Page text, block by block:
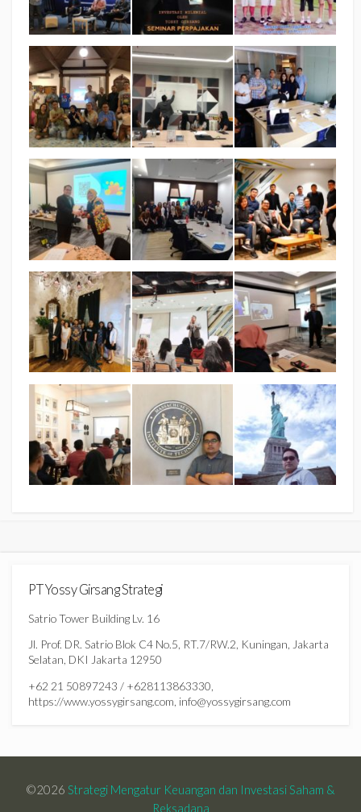
PT Yossy Girsang Strategi
Satrio Tower Building Lv. 16
Jl. Prof. DR. Satrio Blok C4 No.5, RT.7/RW.2, Kuningan, Jakarta
Selatan, DKI Jakarta 12950
+62 21 50897243 / +628113863330,
https://www.yossygirsang.com, info@yossygirsang.com
©2026 Strategi Mengatur Keuangan dan Investasi Saham &
Reksadana